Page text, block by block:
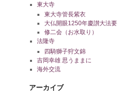
東大寺
東大寺管長紫衣
大仏開眼1250年慶讃大法要
修二会（お水取り）
法隆寺
四騎獅子狩文錦
吉岡幸雄 思うままに
海外交流
アーカイブ